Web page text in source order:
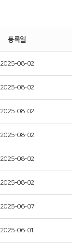
등록일
2025-08-02
2025-08-02
2025-08-02
2025-08-02
2025-08-02
2025-08-02
2025-06-07
2025-06-01